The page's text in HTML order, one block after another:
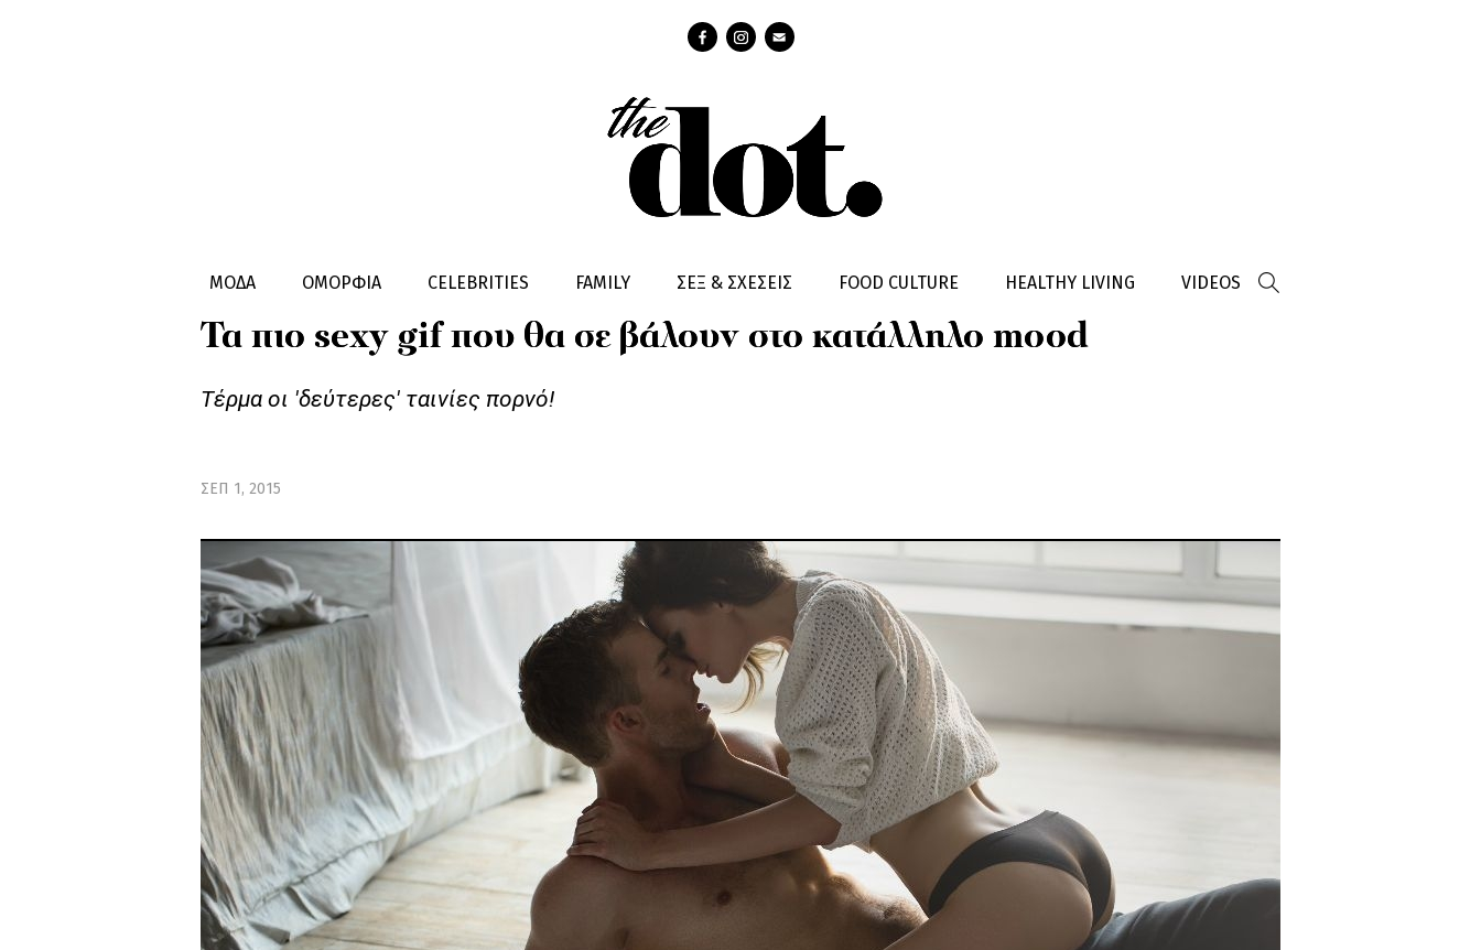
ΜΟΔΑ ΟΜΟΡΦΙΑ CELEBRITIES FAMILY ΣΕΞ & ΣΧΕΣΕΙΣ FOOD CULTURE HEALTHY LIVING VIDEOS
ΣΕΞ & ΣΧΕΣΕΙΣ
Τα πιο sexy gif που θα σε βάλουν στο κατάλληλο mood
Τέρμα οι 'δεύτερες' ταινίες πορνό!
ΣΕΠ 1, 2015